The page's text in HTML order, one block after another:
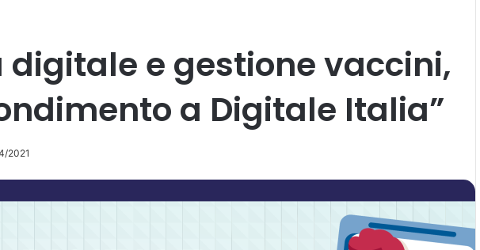
digitale e gestione vaccini,
a Digitale Italia”
2021